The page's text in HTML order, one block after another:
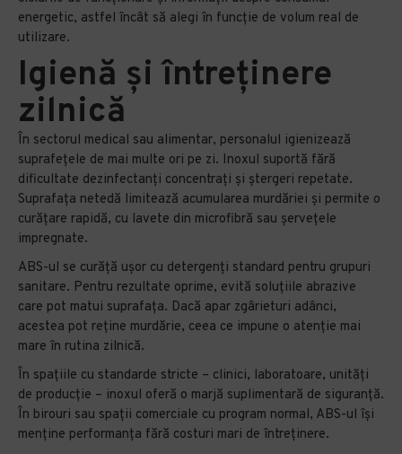
energetic, astfel încât să alegi în funcție de volum real de
utilizare.
Igienă și întreținere
zilnică
În sectorul medical sau alimentar, personalul igienizează
suprafețele de mai multe ori pe zi. Inoxul suportă fără
dificultate dezinfectanți concentrați și ștergeri repetate.
Suprafața netedă limitează acumularea murdăriei și permite o
curățare rapidă, cu lavete din microfibră sau șervețele
impregnate.
ABS-ul se curăță ușor cu detergenți standard pentru grupuri
sanitare. Pentru rezultate oprime, evită soluțiile abrazive
care pot matui suprafața. Dacă apar zgârieturi adânci,
acestea pot reține murdărie, ceea ce impune o atenție mai
mare în rutina zilnică.
În spațiile cu standarde stricte – clinici, laboratoare, unități
de producție – inoxul oferă o marjă suplimentară de siguranță.
În birouri sau spații comerciale cu program normal, ABS-ul își
menține performanța fără costuri mari de întreținere.